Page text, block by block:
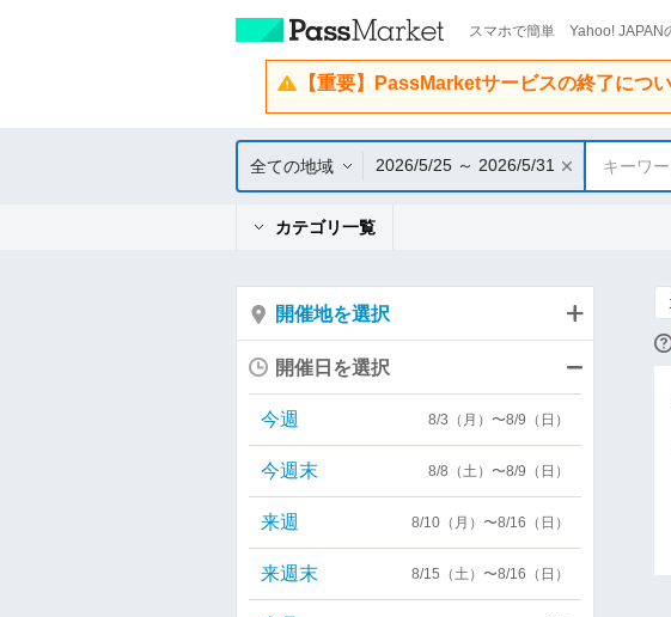
スマホで簡単 Yahoo! JAPAN
【重要】PassMarketサービスの終了につ
全ての地域 2026/5/25 ～ 2026/5/31 キーワ
カテゴリ一覧
開催地を選択
開催日を選択
今週 8/3（月）〜8/9（日）
今週末 8/8（土）〜8/9（日）
来週 8/10（月）〜8/16（日）
来週末 8/15（土）〜8/16（日）